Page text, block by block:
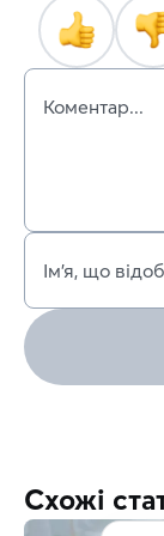
Коментар...
Ім’я, що
Схожі